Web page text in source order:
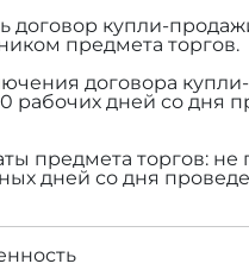
договор купли-
предмета торгов.
договора
рабочих дней со дня
предмета торгов: не
дней со дня